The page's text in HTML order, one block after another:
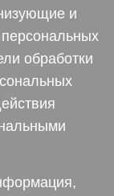
и
обработки